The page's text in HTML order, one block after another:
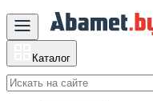
Каталог